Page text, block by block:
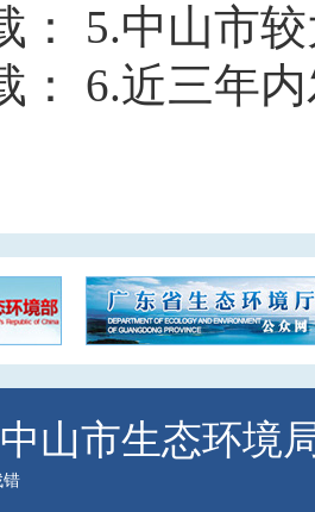
： 5.中山市
： 6.近三年
山市生态环境